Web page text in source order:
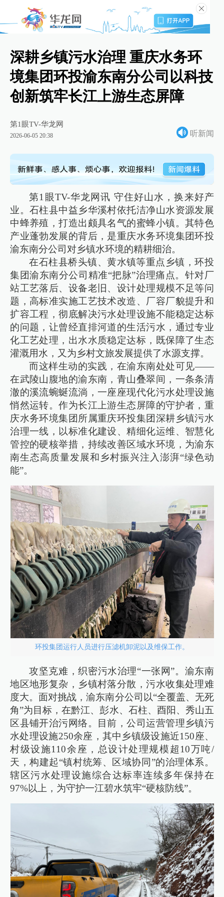
深耕乡镇污水治理 重庆水务环
境集团环投渝东南分公司以科技
创新筑牢长江上游生态屏障
第1眼TV-华龙网
2026-06-05 20:38 听新闻
第1眼TV-华龙网讯 守住好山水，换来好产
业。石柱县中益乡华溪村依托洁净山水资源发展
中蜂养殖，打造出颇具名气的蜜蜂小镇。其特色
产业蓬勃发展的背后，是重庆水务环境集团环投
渝东南分公司对乡镇水环境的精耕细治。
在石柱县桥头镇、黄水镇等重点乡镇，环投
集团渝东南分公司精准“把脉”治理痛点。针对厂
站工艺落后、设备老旧、设计处理规模不足等问
题，高标准实施工艺技术改造、厂容厂貌提升和
扩容工程，彻底解决污水处理设施不能稳定达标
的问题，让曾经直排河道的生活污水，通过专业
化工艺处理，出水水质稳定达标，既保障了生态
灌溉用水，又为乡村文旅发展提供了水源支撑。
而这样生动的实践，在渝东南处处可见——
在武陵山腹地的渝东南，青山叠翠间，一条条清
澈的溪流蜿蜒流淌，一座座现代化污水处理设施
悄然运转。作为长江上游生态屏障的守护者，重
庆水务环境集团所属重庆环投集团深耕乡镇污水
治理一线，以标准化建设、精细化运维、智慧化
管控的硬核举措，持续改善区域水环境，为渝东
南生态高质量发展和乡村振兴注入澎湃“绿色动
能”。
环投集团运行人员进行压滤机卸泥以及维保工作。
攻坚克难，织密污水治理“一张网”。渝东南
地区地形复杂，乡镇村落分散，污水收集处理难
度大。面对挑战，渝东南分公司以“全覆盖、无死
角”为目标，在黔江、彭水、石柱、酉阳、秀山五
区县铺开治污网络。目前，公司运营管理乡镇污
水处理设施250余座，其中乡镇级设施近150座、
村级设施110余座，总设计处理规模超10万吨/
天，构建起“镇村统筹、区域协同”的治理体系。
辖区污水处理设施综合达标率连续多年保持在
97%以上，为守护一江碧水筑牢“硬核防线”。